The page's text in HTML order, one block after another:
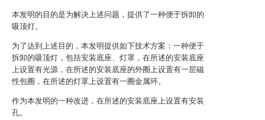
本发明的目的是为解决上述问题，提供了一种便于拆卸的
吸顶灯。
为了达到上述目的，本发明提供如下技术方案：一种便于
拆卸的吸顶灯，包括安装底座、灯罩，在所述的安装底座
上设置有光源，在所述的安装底座的外圈上设置有一层磁
性包圈，在所述的灯罩上设置有一圈金属环。
作为本发明的一种改进，在所述的安装底座上设置有安装
孔。